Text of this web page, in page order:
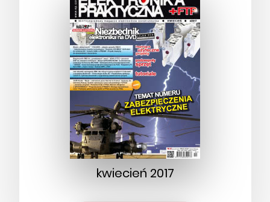
kwiecień 2017